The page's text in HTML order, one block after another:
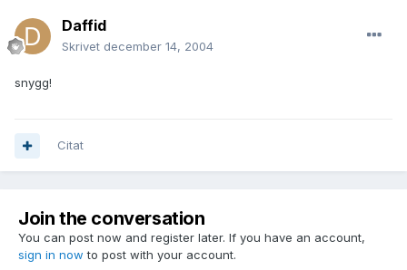
Daffid
Skrivet december 14, 2004
snygg!
Citat
Join the conversation
You can post now and register later. If you have an account,
sign in now to post with your account.